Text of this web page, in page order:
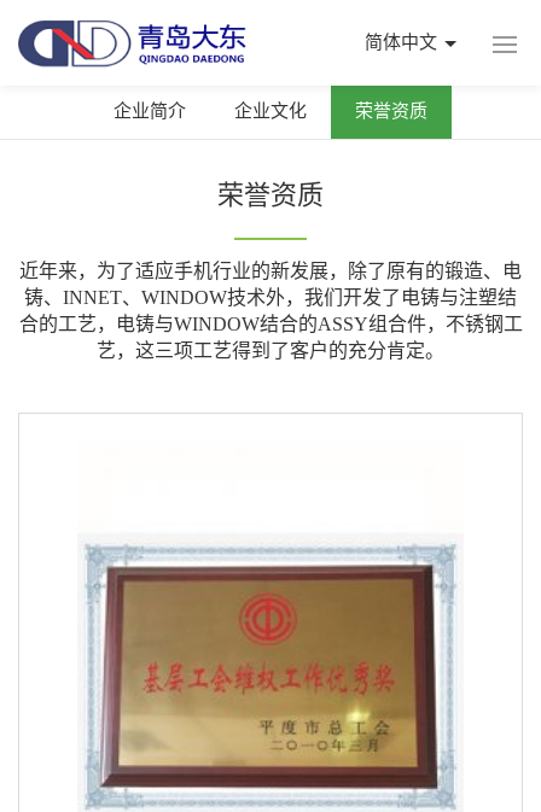
简体中文
企业简介 企业文化 荣誉资质
荣誉资质
近年来，为了适应手机行业的新发展，除了原有的锻造、电
铸、INNET、WINDOW技术外，我们开发了电铸与注塑结
合的工艺，电铸与WINDOW结合的ASSY组合件，不锈钢工
艺，这三项工艺得到了客户的充分肯定。